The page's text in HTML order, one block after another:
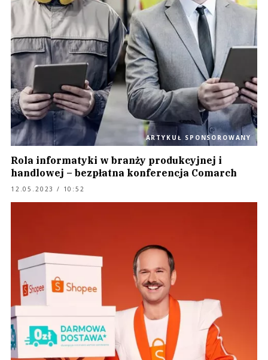
ARTYKUŁ SPONSOROWANY
Rola informatyki w branży produkcyjnej i
handlowej – bezpłatna konferencja Comarch
12.05.2023 / 10:52